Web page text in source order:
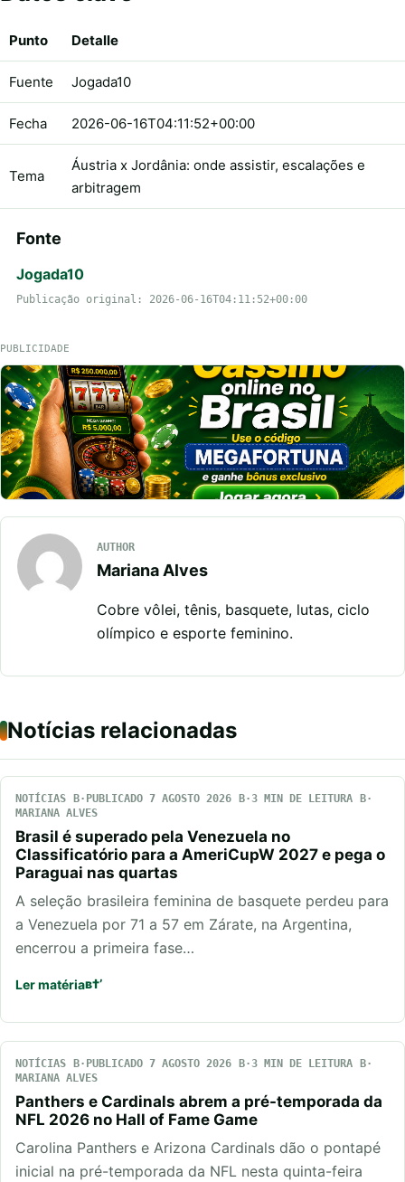
Punto Detalle
Fuente Jogada10
Fecha 2026-06-16T04:11:52+00:00
Tema
Áustria x Jordânia: onde assistir, escalações e
arbitragem
Fonte
Jogada10
Publicação original: 2026-06-16T04:11:52+00:00
PUBLICIDADE
AUTHOR
Mariana Alves
Cobre vôlei, tênis, basquete, lutas, ciclo
olímpico e esporte feminino.
Notícias relacionadas
NOTÍCIAS PUBLICADO 7 AGOSTO 2026
3 MIN DE LEITURA
MARIANA ALVES
Brasil é superado pela Venezuela no
Classificatório para a AmeriCupW 2027 e pega o
Paraguai nas quartas
A seleção brasileira feminina de basquete perdeu para
a Venezuela por 71 a 57 em Zárate, na Argentina,
encerrou a primeira fase…
Ler matéria
NOTÍCIAS PUBLICADO 7 AGOSTO 2026
3 MIN DE LEITURA
MARIANA ALVES
Panthers e Cardinals abrem a pré-temporada da
NFL 2026 no Hall of Fame Game
Carolina Panthers e Arizona Cardinals dão o pontapé
inicial na pré-temporada da NFL nesta quinta-feira